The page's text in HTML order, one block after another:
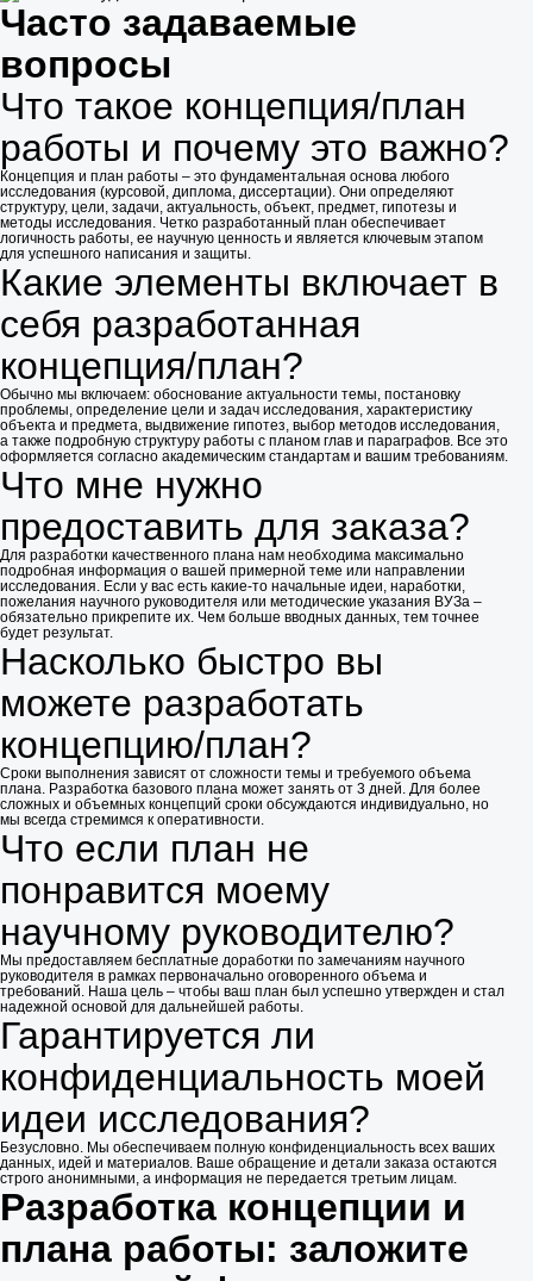
Часто задаваемые
вопросы
Что такое концепция/план
работы и почему это важно?
Концепция и план работы – это фундаментальная основа любого
исследования (курсовой, диплома, диссертации). Они определяют
структуру, цели, задачи, актуальность, объект, предмет, гипотезы и
методы исследования. Четко разработанный план обеспечивает
логичность работы, ее научную ценность и является ключевым этапом
для успешного написания и защиты.
Какие элементы включает в
себя разработанная
концепция/план?
Обычно мы включаем: обоснование актуальности темы, постановку
проблемы, определение цели и задач исследования, характеристику
объекта и предмета, выдвижение гипотез, выбор методов исследования,
а также подробную структуру работы с планом глав и параграфов. Все это
оформляется согласно академическим стандартам и вашим требованиям.
Что мне нужно
предоставить для заказа?
Для разработки качественного плана нам необходима максимально
подробная информация о вашей примерной теме или направлении
исследования. Если у вас есть какие-то начальные идеи, наработки,
пожелания научного руководителя или методические указания ВУЗа –
обязательно прикрепите их. Чем больше вводных данных, тем точнее
будет результат.
Насколько быстро вы
можете разработать
концепцию/план?
Сроки выполнения зависят от сложности темы и требуемого объема
плана. Разработка базового плана может занять от 3 дней. Для более
сложных и объемных концепций сроки обсуждаются индивидуально, но
мы всегда стремимся к оперативности.
Что если план не
понравится моему
научному руководителю?
Мы предоставляем бесплатные доработки по замечаниям научного
руководителя в рамках первоначально оговоренного объема и
требований. Наша цель – чтобы ваш план был успешно утвержден и стал
надежной основой для дальнейшей работы.
Гарантируется ли
конфиденциальность моей
идеи исследования?
Безусловно. Мы обеспечиваем полную конфиденциальность всех ваших
данных, идей и материалов. Ваше обращение и детали заказа остаются
строго анонимными, а информация не передается третьим лицам.
Разработка концепции и
плана работы: заложите